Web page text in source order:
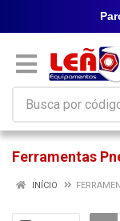
Ferramentas
INÍCIO